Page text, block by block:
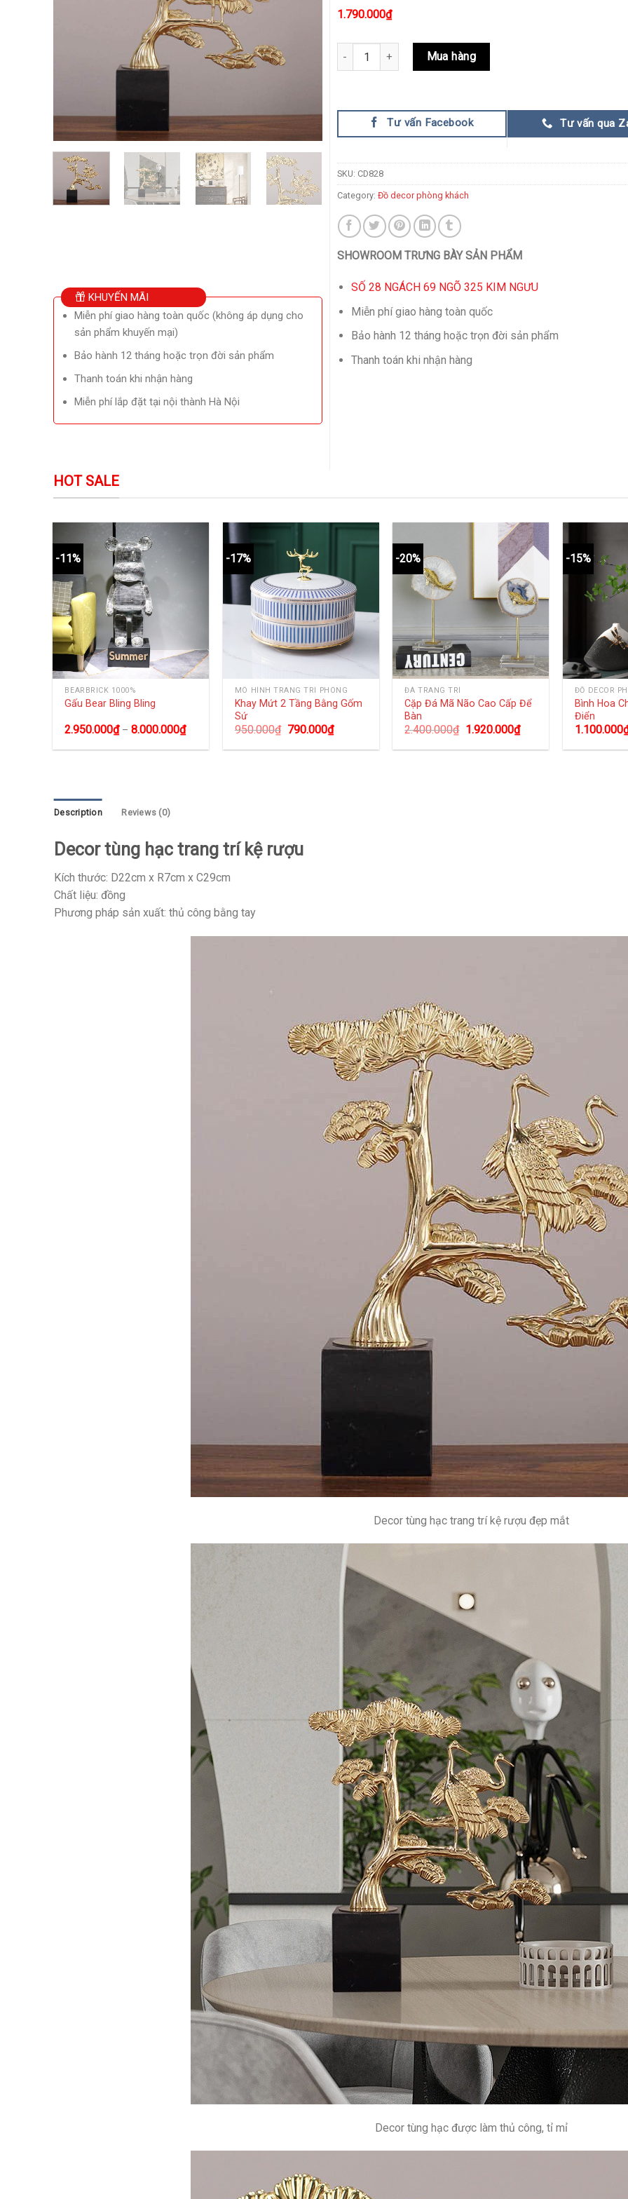
KHUYẾN MÃI
Miễn phí giao hàng toàn quốc (không áp dụng cho
sản phẩm khuyến mại)
Bảo hành 12 tháng hoặc trọn đời sản phẩm
Thanh toán khi nhận hàng
Miễn phí lắp đặt tại nội thành Hà Nội
1.790.000₫
Decor tùng hạc trang trí kệ rượu đẹp mắt quantity
Mua hàng
Tư vấn Facebook Tư vấn qua
SKU: CD828
Category: Đồ decor phòng khách
SHOWROOM TRƯNG BÀY SẢN PHẨM
SỐ 28 NGÁCH 69 NGÕ 325 KIM NGƯU
Miễn phí giao hàng toàn quốc
Bảo hành 12 tháng hoặc trọn đời sản phẩm
Thanh toán khi nhận hàng
HOT SALE
-11%
BEARBRICK 1000%
Gấu Bear Bling Bling
2.950.000₫–8.000.000₫
-17%
MÔ HÌNH TRANG TRÍ PHÒNG
Khay Mứt 2 Tầng Bằng Gốm
Sứ
950.000₫ 790.000₫
-20%
ĐÁ TRANG TRÍ
Cặp Đá Mã Não Cao Cấp Để
Bàn
2.400.000₫ 1.920.000₫
-15%
ĐỒ DECOR
Bình Hoa
Điển
1.100.000
Description Reviews (0)
Decor tùng hạc trang trí kệ rượu
Kích thước: D22cm x R7cm x C29cm
Chất liệu: đồng
Phương pháp sản xuất: thủ công bằng tay
Decor tùng hạc trang trí kệ rượu đẹp mắt
Decor tùng hạc được làm thủ công, tỉ mỉ